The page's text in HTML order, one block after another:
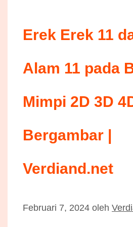
Erek Erek 11
Alam 11 pada
Mimpi 2D 3D
Bergambar |
Verdiand.net
Februari 7, 2024 oleh